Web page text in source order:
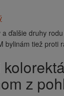
a ďalšie druhy
bylinám tiež proti
z